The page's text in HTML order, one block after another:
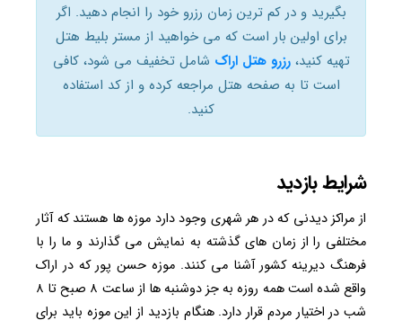
بگیرید و در کم ترین زمان رزرو خود را انجام دهید. اگر
برای اولین بار است که می خواهید از مستر بلیط هتل
تهیه کنید،رزرو هتل اراک شامل تخفیف می شود، کافی
است تا به صفحه هتل مراجعه کرده و از کد استفاده
کنید.
شرایط بازدید
از مراکز دیدنی که در هر شهری وجود دارد موزه ها هستند که آثار
مختلفی را از زمان های گذشته به نمایش می گذارند و ما را با
فرهنگ دیرینه کشور آشنا می کنند. موزه حسن پور که در اراک
واقع شده است همه روزه به جز دوشنبه ها از ساعت ۸ صبح تا ۸
شب در اختیار مردم قرار دارد. هنگام بازدید از این موزه باید برای